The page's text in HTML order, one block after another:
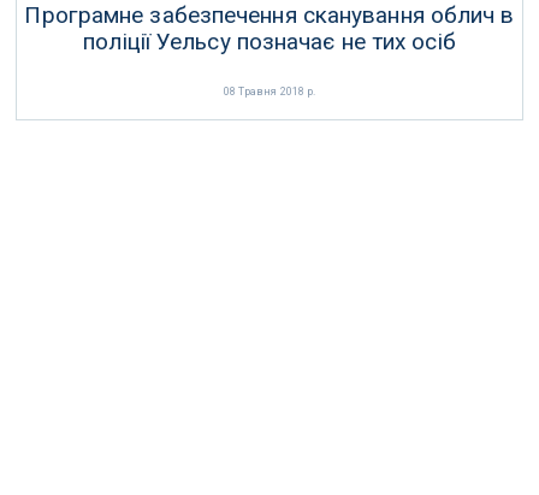
Програмне забезпечення сканування облич в
поліції Уельсу позначає не тих осіб
08 Травня 2018 р.